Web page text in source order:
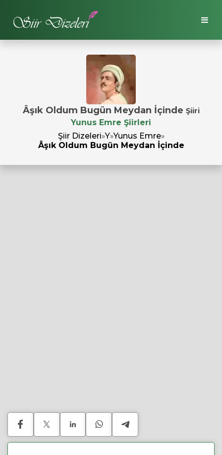
Âşık Oldum Bugün Meydan İçinde Şiiri
Yunus Emre Şiirleri
Şiir Dizeleri»Y»Yunus Emre»
Âşık Oldum Bugün Meydan İçinde